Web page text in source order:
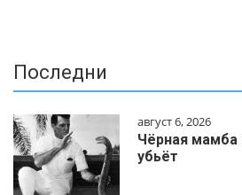
Последни
август 6, 2026
Чёрная мамба
убьёт